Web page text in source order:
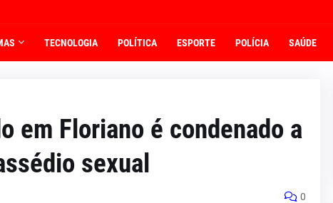
TECNOLOGIA POLÍTICA ESPORTE POLÍCIA SAÚDE
em Floriano é condenado a
sexual
0